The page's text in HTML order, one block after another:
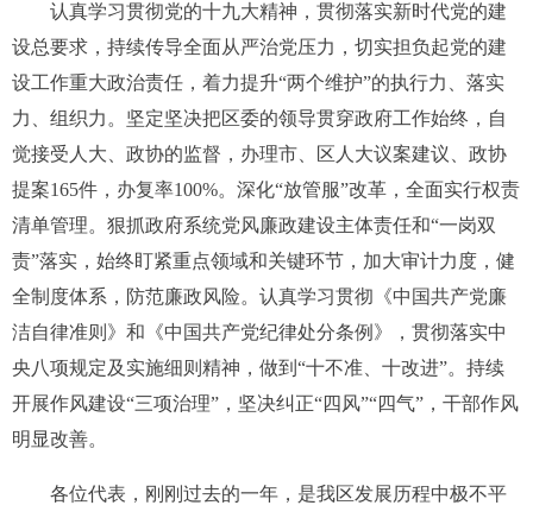
认真学习贯彻党的十九大精神，贯彻落实新时代党的建
设总要求，持续传导全面从严治党压力，切实担负起党的建
设工作重大政治责任，着力提升“两个维护”的执行力、落实
力、组织力。坚定坚决把区委的领导贯穿政府工作始终，自
觉接受人大、政协的监督，办理市、区人大议案建议、政协
提案165件，办复率100%。深化“放管服”改革，全面实行权责
清单管理。狠抓政府系统党风廉政建设主体责任和“一岗双
责”落实，始终盯紧重点领域和关键环节，加大审计力度，健
全制度体系，防范廉政风险。认真学习贯彻《中国共产党廉
洁自律准则》和《中国共产党纪律处分条例》，贯彻落实中
央八项规定及实施细则精神，做到“十不准、十改进”。持续
开展作风建设“三项治理”，坚决纠正“四风”“四气”，干部作风
明显改善。
各位代表，刚刚过去的一年，是我区发展历程中极不平